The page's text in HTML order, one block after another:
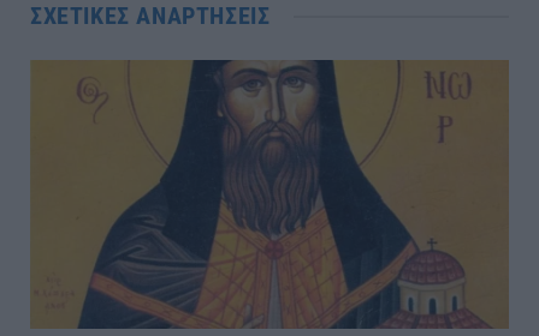
ΣΧΕΤΙΚΈΣ ΑΝΑΡΤΉΣΕΙΣ